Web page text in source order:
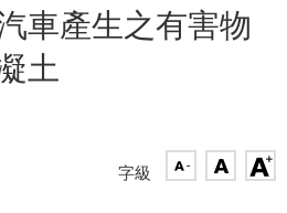
車產生之有害物
土
字級